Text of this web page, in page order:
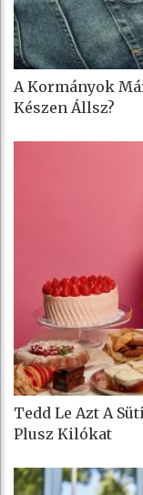
A Kormányok
Készen Állsz?
Tedd Le Azt A
Plusz Kilókat